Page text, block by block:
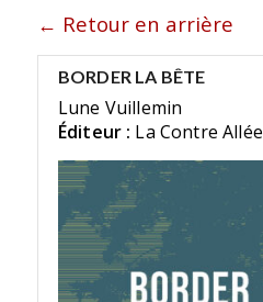
← Retour en arrière
BORDER LA BÊTE
Lune Vuillemin
Éditeur : La Contre Allée